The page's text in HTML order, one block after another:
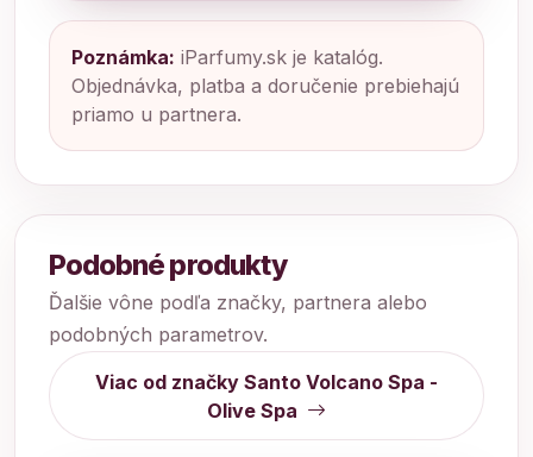
Poznámka: iParfumy.sk je katalóg.
Objednávka, platba a doručenie prebiehajú
priamo u partnera.
Podobné produkty
Ďalšie vône podľa značky, partnera alebo
podobných parametrov.
Viac od značky Santo Volcano Spa -
Olive Spa